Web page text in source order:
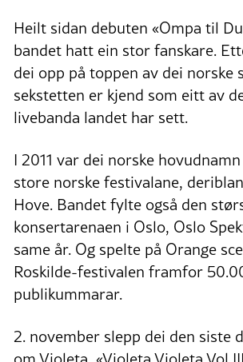
Heilt sidan debuten «Ompa til
bandet hatt ein stor fanskare.
dei opp på toppen av dei norske
sekstetten er kjend som eitt av
livebanda landet har sett.
I 2011 var dei norske
store norske festivalane,
Hove. Bandet fylte også den
konsertarenaen i Oslo, Oslo
same år. Og spelte på Orange
Roskilde-festivalen framfor
publikummarar.
2. november slepp dei den siste